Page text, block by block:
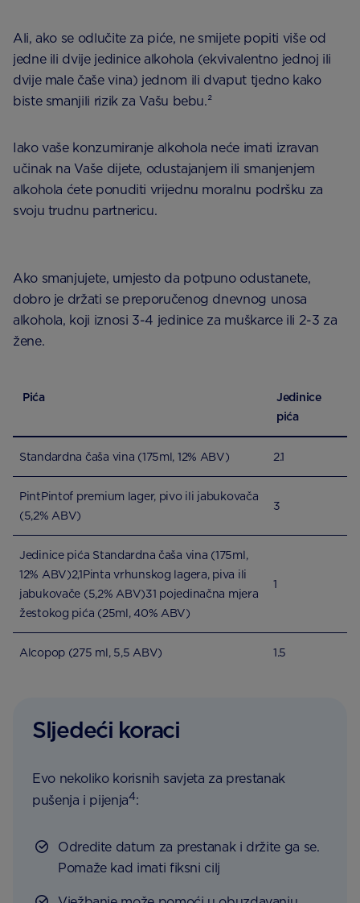
Ali, ako se odlučite za piće, ne smijete popiti više od
jedne ili dvije jedinice alkohola (ekvivalentno jednoj ili
dvije male čaše vina) jednom ili dvaput tjedno kako
biste smanjili rizik za Vašu bebu.²
Iako vaše konzumiranje alkohola neće imati izravan
učinak na Vaše dijete, odustajanjem ili smanjenjem
alkohola ćete ponuditi vrijednu moralnu podršku za
svoju trudnu partnericu.
Ako smanjujete, umjesto da potpuno odustanete,
dobro je držati se preporučenog dnevnog unosa
alkohola, koji iznosi 3-4 jedinice za muškarce ili 2-3 za
žene.
Pića
Jedinice
pića
Standardna čaša vina (175ml, 12% ABV) 2.1
PintPintof premium lager, pivo ili jabukovača
(5,2% ABV)
3
Jedinice pića Standardna čaša vina (175ml,
12% ABV)2,1Pinta vrhunskog lagera, piva ili
jabukovače (5,2% ABV)31 pojedinačna mjera
žestokog pića (25ml, 40% ABV)
1
Alcopop (275 ml, 5,5 ABV) 1.5
Sljedeći koraci
Evo nekoliko korisnih savjeta za prestanak
pušenja i pijenja4:
Odredite datum za prestanak i držite ga se.
Pomaže kad imati fiksni cilj